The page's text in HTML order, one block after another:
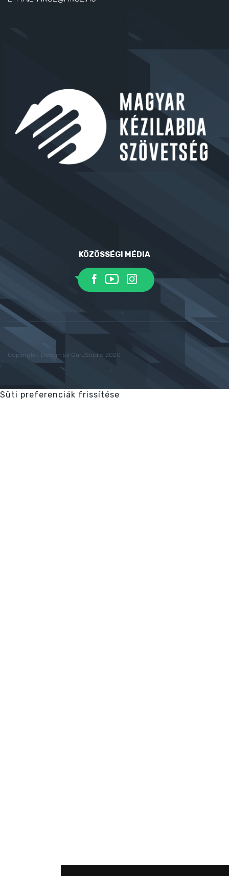
KÖZÖSSÉGI MÉDIA
Copyright- Design by GuruStudio 2020
Süti preferenciák frissítése